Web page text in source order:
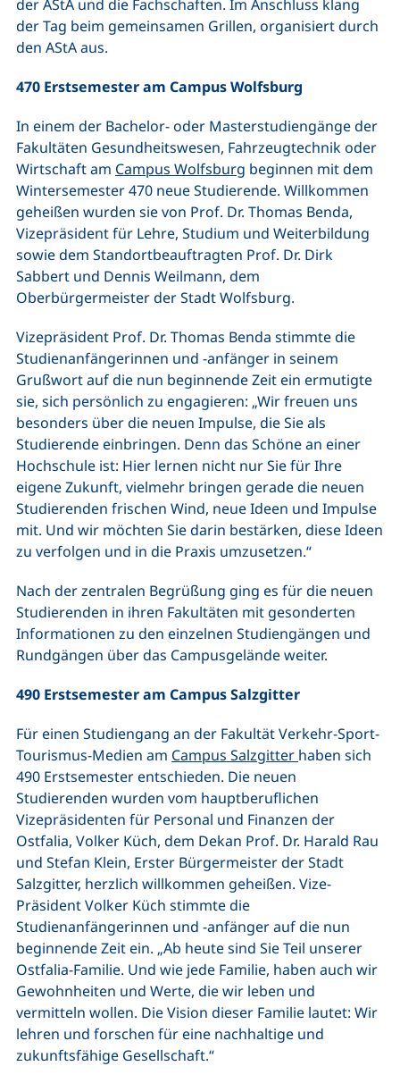
der AStA und die Fachschaften. Im Anschluss klang
der Tag beim gemeinsamen Grillen, organisiert durch
den AStA aus.
470 Erstsemester am Campus Wolfsburg
In einem der Bachelor- oder Masterstudiengänge der
Fakultäten Gesundheitswesen, Fahrzeugtechnik oder
Wirtschaft am Campus Wolfsburg beginnen mit dem
Wintersemester 470 neue Studierende. Willkommen
geheißen wurden sie von Prof. Dr. Thomas Benda,
Vizepräsident für Lehre, Studium und Weiterbildung
sowie dem Standortbeauftragten Prof. Dr. Dirk
Sabbert und Dennis Weilmann, dem
Oberbürgermeister der Stadt Wolfsburg.
Vizepräsident Prof. Dr. Thomas Benda stimmte die
Studienanfängerinnen und -anfänger in seinem
Grußwort auf die nun beginnende Zeit ein ermutigte
sie, sich persönlich zu engagieren: „Wir freuen uns
besonders über die neuen Impulse, die Sie als
Studierende einbringen. Denn das Schöne an einer
Hochschule ist: Hier lernen nicht nur Sie für Ihre
eigene Zukunft, vielmehr bringen gerade die neuen
Studierenden frischen Wind, neue Ideen und Impulse
mit. Und wir möchten Sie darin bestärken, diese Ideen
zu verfolgen und in die Praxis umzusetzen.“
Nach der zentralen Begrüßung ging es für die neuen
Studierenden in ihren Fakultäten mit gesonderten
Informationen zu den einzelnen Studiengängen und
Rundgängen über das Campusgelände weiter.
490 Erstsemester am Campus Salzgitter
Für einen Studiengang an der Fakultät Verkehr-Sport-
Tourismus-Medien am Campus Salzgitter haben sich
490 Erstsemester entschieden. Die neuen
Studierenden wurden vom hauptberuflichen
Vizepräsidenten für Personal und Finanzen der
Ostfalia, Volker Küch, dem Dekan Prof. Dr. Harald Rau
und Stefan Klein, Erster Bürgermeister der Stadt
Salzgitter, herzlich willkommen geheißen. Vize-
Präsident Volker Küch stimmte die
Studienanfängerinnen und -anfänger auf die nun
beginnende Zeit ein. „Ab heute sind Sie Teil unserer
Ostfalia-Familie. Und wie jede Familie, haben auch wir
Gewohnheiten und Werte, die wir leben und
vermitteln wollen. Die Vision dieser Familie lautet: Wir
lehren und forschen für eine nachhaltige und
zukunftsfähige Gesellschaft.“